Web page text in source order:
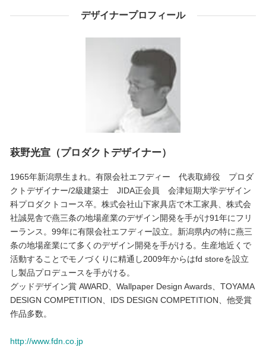
デザイナープロフィール
萩野光宣（プロダクトデザイナー）
1965年新潟県生まれ。有限会社エフディー 代表取締役 プロダ
クトデザイナー/2級建築士 JIDA正会員 会津短期大学デザイン
科プロダクトコース卒。株式会社山下家具店で木工家具、株式会
社誠晃舎で燕三条の地場産業のデザイン開発を手がけ91年にフリ
ーランス。99年に有限会社エフディー設立。新潟県内の特に燕三
条の地場産業にて多くのデザイン開発を手がける。生産地近くで
活動することでモノづくりに精通し2009年からはfd storeを設立
し製品プロデュースを手がける。
グッドデザイン賞 AWARD、Wallpaper Design Awards、TOYAMA
DESIGN COMPETITION、IDS DESIGN COMPETITION、他受賞
作品多数。
http://www.fdn.co.jp